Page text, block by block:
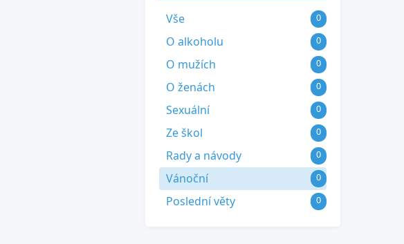
Vše 0
O alkoholu 0
O mužích 0
O ženách 0
Sexuální 0
Ze škol 0
Rady a návody 0
Vánoční 0
Poslední věty 0